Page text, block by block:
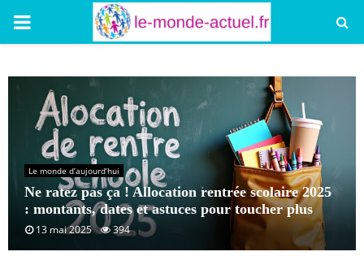
PRIMARY
Le monde d’aujourd’hui
Ne ratez pas ça ! Allocation rentrée scolaire 2025
: montants, dates et astuces pour toucher plus
13 mai 2025 394